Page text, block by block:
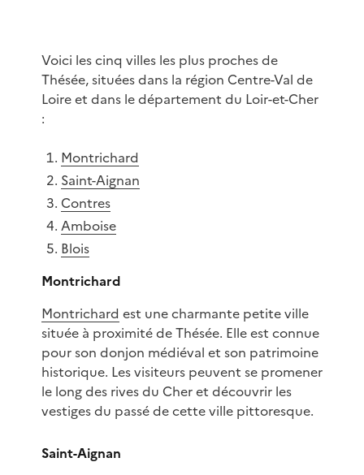
Voici les cinq villes les plus proches de
Thésée, situées dans la région Centre-Val de
Loire et dans le département du Loir-et-Cher
:
Montrichard
Saint-Aignan
Contres
Amboise
Blois
Montrichard
Montrichard est une charmante petite ville
située à proximité de Thésée. Elle est connue
pour son donjon médiéval et son patrimoine
historique. Les visiteurs peuvent se promener
le long des rives du Cher et découvrir les
vestiges du passé de cette ville pittoresque.
Saint-Aignan